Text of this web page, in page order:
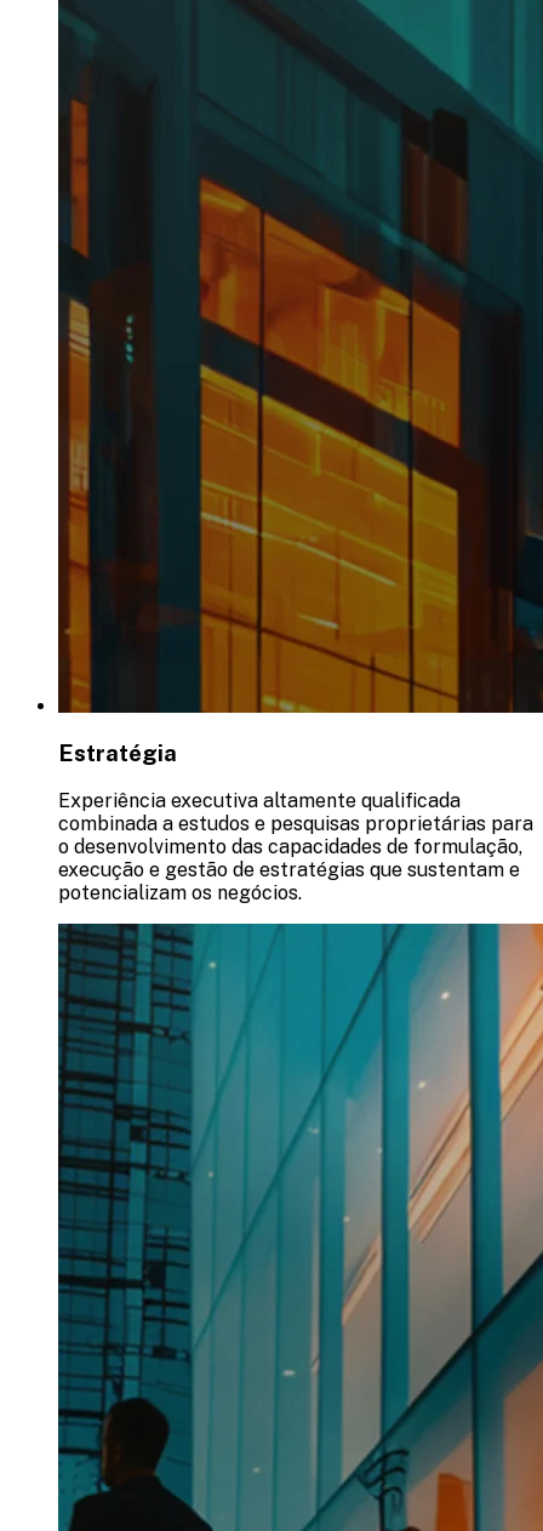
Estratégia
Experiência executiva altamente qualificada
combinada a estudos e pesquisas proprietárias para
o desenvolvimento das capacidades de formulação,
execução e gestão de estratégias que sustentam e
potencializam os negócios.